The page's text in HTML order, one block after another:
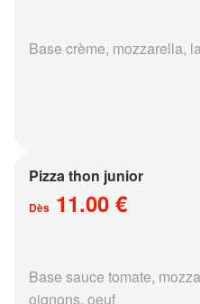
Base crème, mozzarella,
Pizza thon junior
Dès 11.00 €
Base sauce tomate,
oignons, oeuf